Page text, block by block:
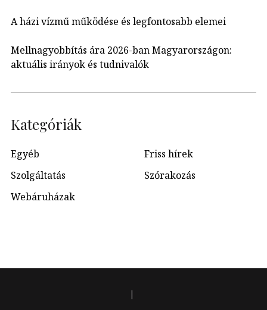
A házi vízmű működése és legfontosabb elemei
Mellnagyobbítás ára 2026-ban Magyarországon:
aktuális irányok és tudnivalók
Kategóriák
Egyéb
Friss hírek
Szolgáltatás
Szórakozás
Webáruházak
|